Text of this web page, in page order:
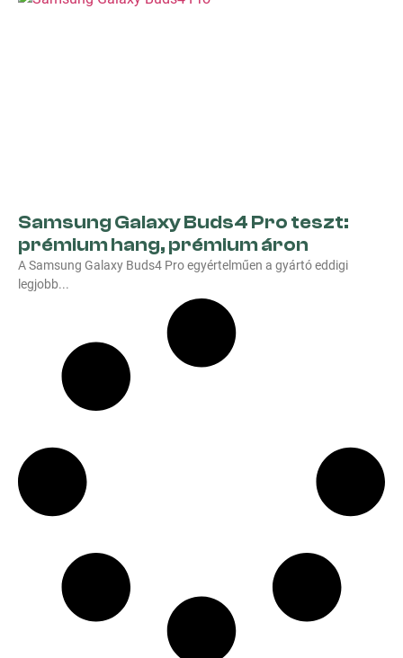
Samsung Galaxy Buds4 Pro teszt:
prémium hang, prémium áron
A Samsung Galaxy Buds4 Pro egyértelműen a gyártó eddigi
legjobb